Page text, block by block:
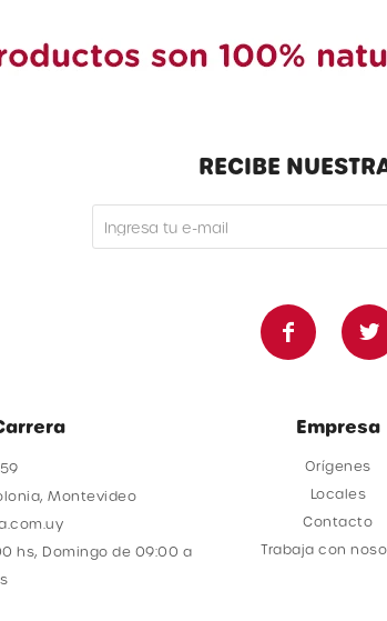
Montevideo
hs, Domingo de 09:00 a
Empresa
Orígenes
Locales
Contacto
Trabaja con
RECIBE
 